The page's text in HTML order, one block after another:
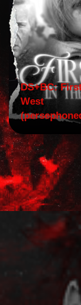
DS+BC:
West